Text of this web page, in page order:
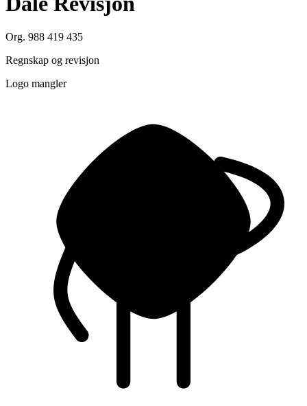
Org. 988 419 435
Regnskap og revisjon
Logo mangler